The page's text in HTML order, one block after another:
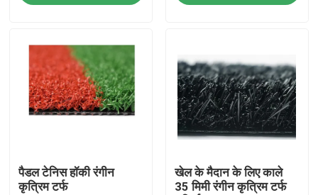
गुणवत्ता नियंत्रण
समाचार
फुटबॉल कृत्रिम घास
पैडल टेनिस हॉकी रंगीन
कृत्रिम टर्फ
खेल के मैदान के लिए काले
35 मिमी रंगीन कृत्रिम टर्फ